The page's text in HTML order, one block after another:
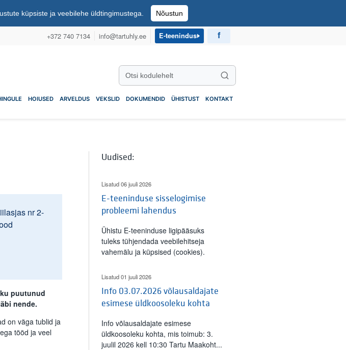
küpsiste ja veebilehe üldtingimustega. Nõustun
+372 740 7134 info@tartuhly.ee E-teenindus
Otsi kodulehelt
Otsi
HOIUSED ARVELDUS VEKSLID DOKUMENDID ÜHISTUST KONTAKT
nr 2-
puutunud
nende.
on väga tublid ja
tööd ja veel
Uudised:
Lisatud 06 juuli 2026
E-teeninduse sisselogimise
probleemi lahendus
Ühistu E-teeninduse ligipääsuks
tuleks tühjendada veebilehitseja
vahemälu ja küpsised (cookies).
Lisatud 01 juuli 2026
Info 03.07.2026 võlausaldajate
esimese üldkoosoleku kohta
Info võlausaldajate esimese
üldkoosoleku kohta, mis toimub: 3.
juulil 2026 kell 10:30 Tartu Maakoht...